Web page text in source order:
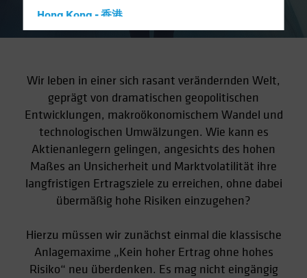
Hong Kong - 香港
Hungary
Italy - Italia
Japan - 日本
Latin America
Luxembourg and Other EMEA
Netherlands
New Zealand
Norway
Poland
Portugal
Wir leben in einer sich rasant verändernden Welt,
geprägt von dramatischen geopolitischen
Entwicklungen, makroökonomischem Wandel und
technologischen Umwälzungen. Wie kann es
Aktienanlegern gelingen, angesichts des hohen
Maßes an Unsicherheit und Marktvolatilität ihre
langfristigen Ertragsziele zu erreichen, ohne dabei
übermäßig hohe Risiken einzugehen?
Hierzu müssen wir zunächst einmal die klassische
Anlagemaxime „Kein hoher Ertrag ohne hohes
Risiko“ neu überdenken. Es mag nicht eingängig